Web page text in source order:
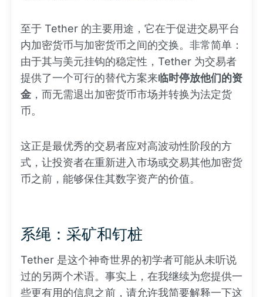
至于 Tether 的主要用途，它在于促进交易平台
内加密货币与加密货币之间的交换。非常简单：
由于其与美元挂钩的稳定性，Tether 为交易者
提供了一个可行的替代方案来临时停放他们的资
金 ，而无需退出加密货币市场并转换为法定货
币。
这正是最优秀的交易者应对高波动性阶段的方
式，让投资者在重新进入市场或交易其他加密货
币之前，能够保住其数字资产的价值。
系绳：采矿和钉桩
Tether 是这个神奇世界的初学者可能从未听说
过的另两个术语。事实上，在我继续为您提供一
些更有用的信息之前，请允许我简要解释一下这